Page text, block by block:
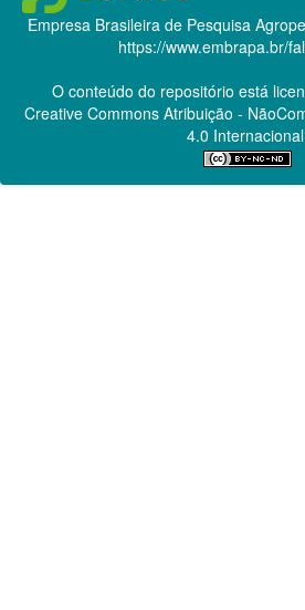
Empresa Brasileira de Pesquisa
https://www.embrapa.br/
O conteúdo do repositório está
Creative CommonsAtribuição -
4.0